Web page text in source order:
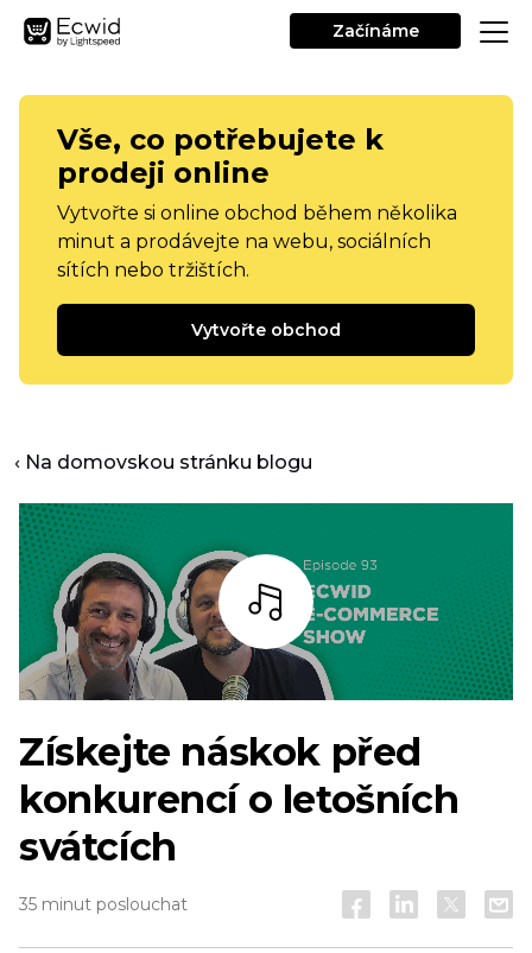
Začínáme
Vše, co potřebujete k
prodeji online
Vytvořte si online obchod během několika
minut a prodávejte na webu, sociálních
sítích nebo tržištích.
Vytvořte obchod
‹ Na domovskou stránku blogu
Poslouchat
Získejte náskok před
konkurencí o letošních
svátcích
35 minut poslouchat